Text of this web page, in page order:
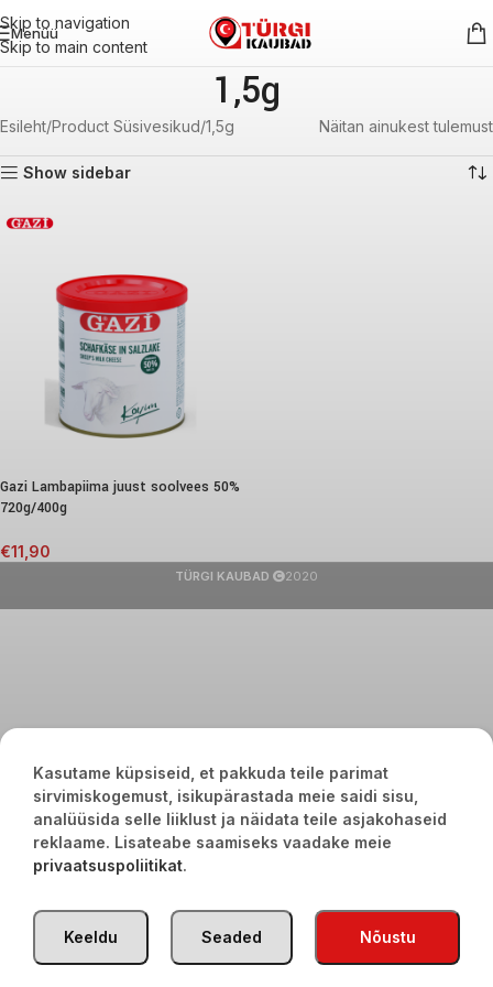
Skip to navigation
Skip to main content
Menüü
1,5g
Esileht Product Süsivesikud 1,5g Näitan ainukest tulemust
Show sidebar
Gazi Lambapiima juust soolvees 50%
720g/400g
€11,90
TÜRGI KAUBAD 2020
Kasutame küpsiseid, et pakkuda teile parimat
sirvimiskogemust, isikupärastada meie saidi sisu,
analüüsida selle liiklust ja näidata teile asjakohaseid
reklaame. Lisateabe saamiseks vaadake meie
privaatsuspoliitikat.
Nõustu
Seaded
Keeldu